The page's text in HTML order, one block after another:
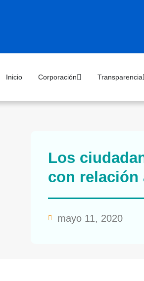
Inicio Corporación Transparencia
Los
con relación
mayo 11, 2020